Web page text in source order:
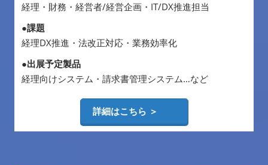
経理・財務・経営者/経営企画・IT/DX推進担当
●課題
経理DX推進・法改正対応・業務効率化
●出展予定製品
経理向けシステム・請求書管理システム…など
詳細はこちら ＞